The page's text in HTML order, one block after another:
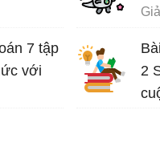
7 tập
với
2